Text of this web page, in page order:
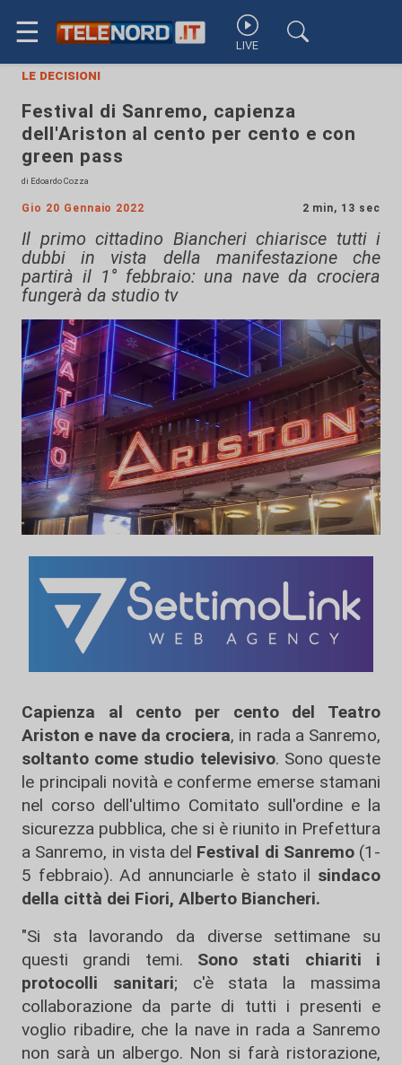
☰ LIVE
le decisioni
Festival di Sanremo, capienza
dell'Ariston al cento per cento e con
green pass
di Edoardo Cozza
Gio 20 Gennaio 2022 2 min, 13 sec
Il primo cittadino Biancheri chiarisce tutti i
dubbi in vista della manifestazione che
partirà il 1° febbraio: una nave da crociera
fungerà da studio tv
Capienza al cento per cento del Teatro
Ariston e nave da crociera, in rada a Sanremo,
soltanto come studio televisivo. Sono queste
le principali novità e conferme emerse stamani
nel corso dell'ultimo Comitato sull'ordine e la
sicurezza pubblica, che si è riunito in Prefettura
a Sanremo, in vista del Festival di Sanremo(1-
5 febbraio). Ad annunciarle è stato il sindaco
della città dei Fiori, Alberto Biancheri.
"Si sta lavorando da diverse settimane su
questi grandi temi. Sono stati chiariti i
protocolli sanitari; c'è stata la massima
collaborazione da parte di tutti i presenti e
voglio ribadire, che la nave in rada a Sanremo
non sarà un albergo. Non si farà ristorazione,